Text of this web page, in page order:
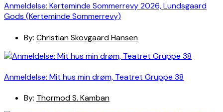
Anmeldelse: Kerteminde Sommerrevy 2026, Lundsgaard
Gods (Kerteminde Sommerrevy)
By: Christian Skovgaard Hansen
Anmeldelse: Mit hus min drøm, Teatret Gruppe 38
By: Thormod S. Kamban